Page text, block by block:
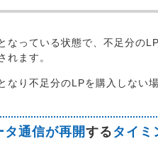
なっている状態で、不足分の
れます。
なり不足分のLPを購入しない
通信が再開する タイミ